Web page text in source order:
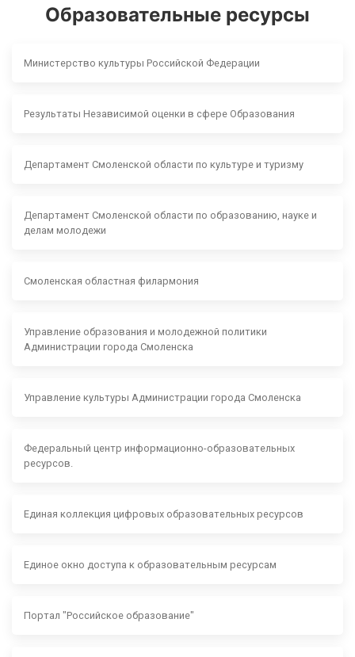
Образовательные ресурсы
Министерство культуры Российской Федерации
Результаты Независимой оценки в сфере Образования
Департамент Смоленской области по культуре и туризму
Департамент Смоленской области по образованию, науке и
делам молодежи
Смоленская областная филармония
Управление образования и молодежной политики
Администрации города Смоленска
Управление культуры Администрации города Смоленска
Федеральный центр информационно-образовательных
ресурсов.
Единая коллекция цифровых образовательных ресурсов
Единое окно доступа к образовательным ресурсам
Портал "Российское образование"